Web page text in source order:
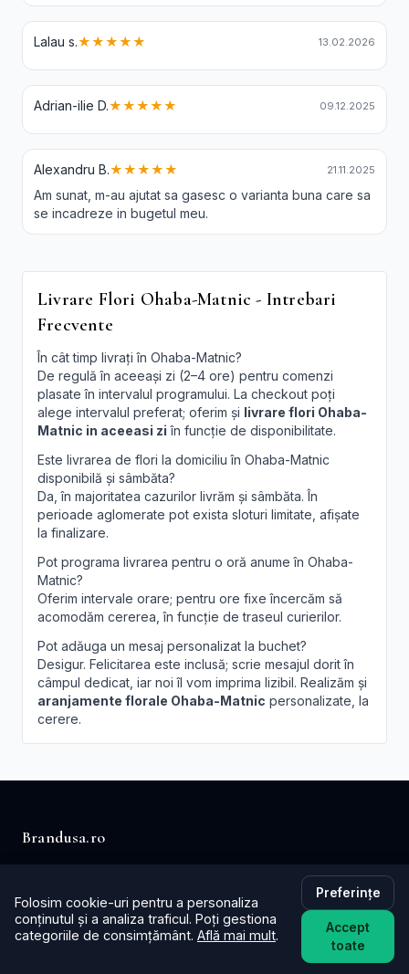
Lalau s.★★★★★ 13.02.2026
Adrian-ilie D.★★★★★ 09.12.2025
Alexandru B.★★★★★ 21.11.2025
Am sunat, m-au ajutat sa gasesc o varianta buna care sa
se incadreze in bugetul meu.
Livrare Flori Ohaba-Matnic - Intrebari
Frecvente
În cât timp livrați în Ohaba-Matnic?
De regulă în aceeași zi (2–4 ore) pentru comenzi
plasate în intervalul programului. La checkout poți
alege intervalul preferat; oferim și livrare flori Ohaba-
Matnic in aceeasi zi în funcție de disponibilitate.
Este livrarea de flori la domiciliu în Ohaba-Matnic
disponibilă și sâmbăta?
Da, în majoritatea cazurilor livrăm și sâmbăta. În
perioade aglomerate pot exista sloturi limitate, afișate
la finalizare.
Pot programa livrarea pentru o oră anume în Ohaba-
Matnic?
Oferim intervale orare; pentru ore fixe încercăm să
acomodăm cererea, în funcție de traseul curierilor.
Pot adăuga un mesaj personalizat la buchet?
Desigur. Felicitarea este inclusă; scrie mesajul dorit în
câmpul dedicat, iar noi îl vom imprima lizibil. Realizăm și
aranjamente florale Ohaba-Matnic personalizate, la
cerere.
Brandusa.ro
Buchete cu emoție, aranjamente cu suflet. Comandă
online flori cu livrare în aceeași zi în toată țara.
📞+40753621077
Folosim cookie-uri pentru a personaliza
conținutul și a analiza traficul. Poți gestiona
categoriile de consimțământ. Află mai mult.
Preferințe
Accept
toate